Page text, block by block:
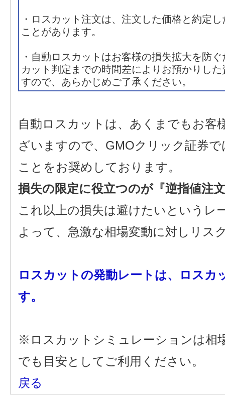
・ロスカット注文は、注文した価格と約定
ことがあります。
・自動ロスカットはお客様の損失拡大を防
カット判定までの時間差によりお預かりし
すので、あらかじめご了承ください。
自動ロスカットは、あくまでもお客
ざいますので、GMOクリック証券
ことをお奨めしております。
損失の限定に役立つのが『逆指値注
これ以上の損失は避けたいというレ
よって、急激な相場変動に対しリス
ロスカットの発動レートは、ロス
す。
※ロスカットシミュレーションは相
でも目安としてご利用ください。
戻る